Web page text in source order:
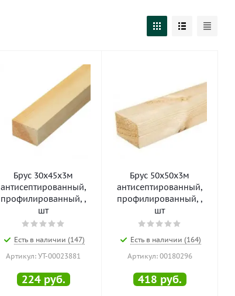
Брус 30х45х3м
антисептированный,
профилированный, ,
шт
Есть в наличии (147)
Артикул: УТ-00023881
224руб.
Брус 50х50х3м
антисептированный,
профилированный, ,
шт
Есть в наличии (164)
Артикул: 00180296
418 руб.